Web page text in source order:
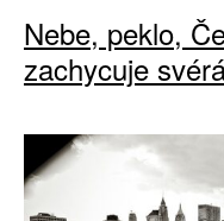
Nebe, peklo,
zachycuje